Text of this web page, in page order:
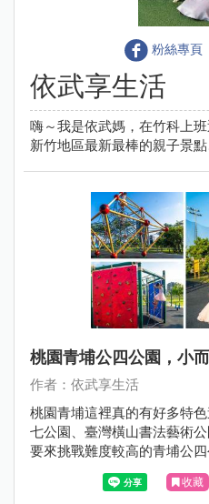
粉絲專頁
依武享生活
嗨～我是依武媽，在竹科上
新竹地區最新最棒的親子景
桃園青埔公四公園，小
作者：依武享生活
桃園青埔這裡真的有好多特
七公園、臺灣橫山書法藝術
要來挑戰難度較高的青埔公
然面積不大，但裏面其實還
網、攀爬牆，還有依武家第收藏